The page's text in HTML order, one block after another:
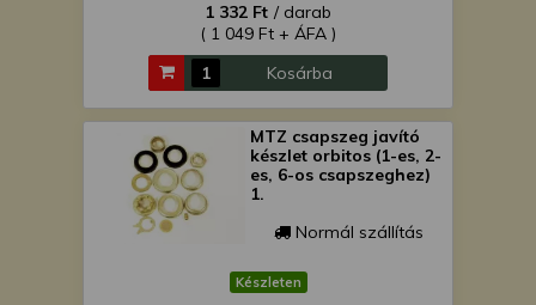
1 332 Ft / darab
( 1 049 Ft + ÁFA )
Kosárba
MTZ csapszeg javító
készlet orbitos (1-es, 2-
es, 6-os csapszeghez)
1.
Normál szállítás
Készleten